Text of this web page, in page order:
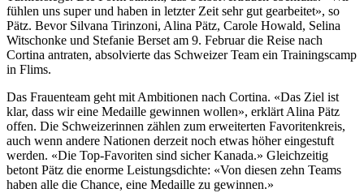
fühlen uns super und haben in letzter Zeit sehr gut gearbeitet», so
Pätz. Bevor Silvana Tirinzoni, Alina Pätz, Carole Howald, Selina
Witschonke und Stefanie Berset am 9. Februar die Reise nach
Cortina antraten, absolvierte das Schweizer Team ein Trainingscamp
in Flims.
Das Frauenteam geht mit Ambitionen nach Cortina. «Das Ziel ist
klar, dass wir eine Medaille gewinnen wollen», erklärt Alina Pätz
offen. Die Schweizerinnen zählen zum erweiterten Favoritenkreis,
auch wenn andere Nationen derzeit noch etwas höher eingestuft
werden. «Die Top-Favoriten sind sicher Kanada.» Gleichzeitig
betont Pätz die enorme Leistungsdichte: «Von diesen zehn Teams
haben alle die Chance, eine Medaille zu gewinnen.»